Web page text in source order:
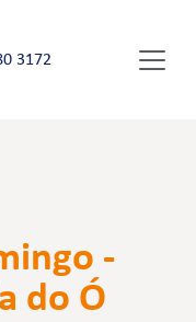
3172
-
do Ó